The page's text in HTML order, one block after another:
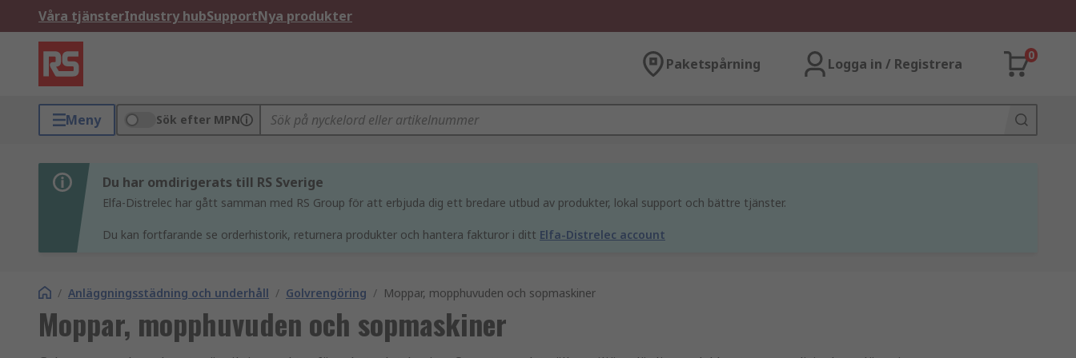
Våra tjänsterIndustry hubSupportNya produkter
Paketspårning Logga in / Registrera
0
Meny Sök efter MPN
Du har omdirigerats till RS Sverige
Elfa-Distrelec har gått samman med RS Group för att erbjuda dig ett bredare utbud av produkter, lokal support och bättre tjänster.
Du kan fortfarande se orderhistorik, returnera produkter och hantera fakturor i ditt Elfa-Distrelec account
/ Anläggningsstädning och underhåll / Golvrengöring / Moppar, mopphuvuden och sopmaskiner
Moppar, mopphuvuden och sopmaskiner